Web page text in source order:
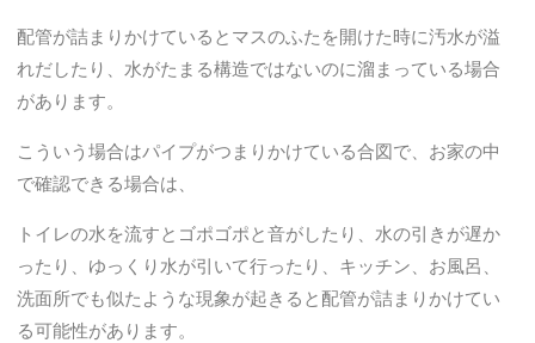
配管が詰まりかけているとマスのふたを開けた時に汚水が溢
れだしたり、水がたまる構造ではないのに溜まっている場合
があります。
こういう場合はパイプがつまりかけている合図で、お家の中
で確認できる場合は、
トイレの水を流すとゴポゴポと音がしたり、水の引きが遅か
ったり、ゆっくり水が引いて行ったり、キッチン、お風呂、
洗面所でも似たような現象が起きると配管が詰まりかけてい
る可能性があります。